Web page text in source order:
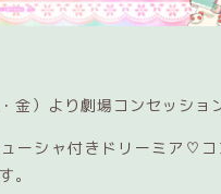
金）より劇場コンセッショ
ーシャ付きドリーミア♡コ
。